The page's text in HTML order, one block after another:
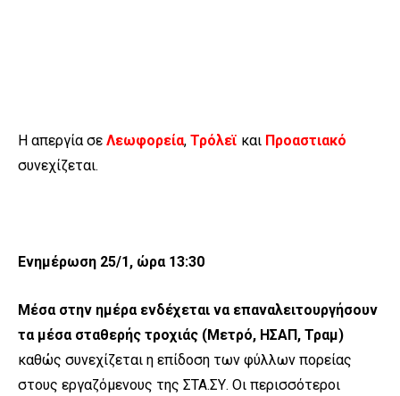
Η απεργία σε Λεωφορεία, Τρόλεϊ και Προαστιακό
συνεχίζεται.
Ενημέρωση 25/1, ώρα 13:30
Μέσα στην ημέρα ενδέχεται να επαναλειτουργήσουν
τα μέσα σταθερής τροχιάς (Μετρό, ΗΣΑΠ, Τραμ)
καθώς συνεχίζεται η επίδοση των φύλλων πορείας
στους εργαζόμενους της ΣΤΑ.ΣΥ. Οι περισσότεροι